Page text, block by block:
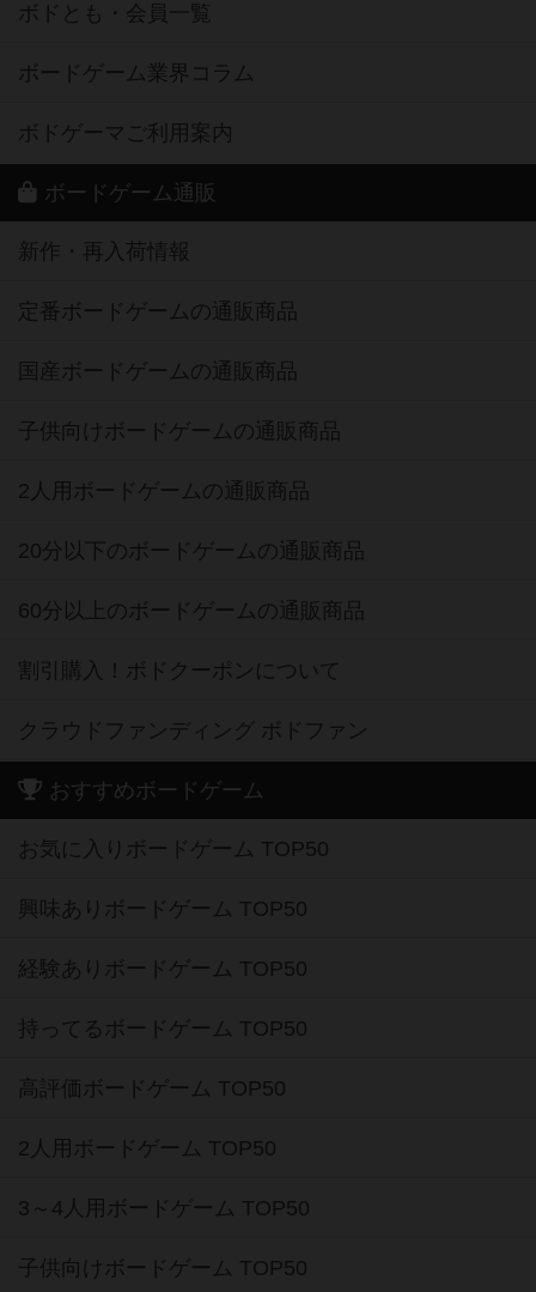
ボドとも・会員一覧
ボードゲーム業界コラム
ボドゲーマご利用案内
ボードゲーム通販
新作・再入荷情報
定番ボードゲームの通販商品
国産ボードゲームの通販商品
子供向けボードゲームの通販商品
2人用ボードゲームの通販商品
20分以下のボードゲームの通販商品
60分以上のボードゲームの通販商品
割引購入！ボドクーポンについて
クラウドファンディング ボドファン
おすすめボードゲーム
お気に入りボードゲーム TOP50
興味ありボードゲーム TOP50
経験ありボードゲーム TOP50
持ってるボードゲーム TOP50
高評価ボードゲーム TOP50
2人用ボードゲーム TOP50
3～4人用ボードゲーム TOP50
子供向けボードゲーム TOP50